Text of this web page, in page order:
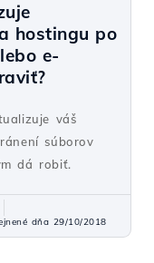
hostingu po
e-
váš
súborov
dá robiť.
dňa 29/10/2018